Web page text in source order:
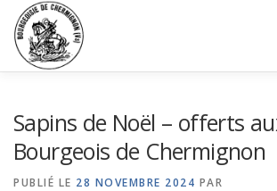
contenu
Sapins de Noël – offerts
Bourgeois de Chermignon
PUBLIÉ LE 28 NOVEMBRE 2024 PAR